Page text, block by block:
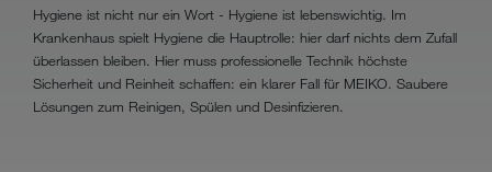
Hygiene ist nicht nur ein Wort - Hygiene ist lebenswichtig. Im
Krankenhaus spielt Hygiene die Hauptrolle: hier darf nichts dem Zufall
überlassen bleiben. Hier muss professionelle Technik höchste
Sicherheit und Reinheit schaffen: ein klarer Fall für MEIKO. Saubere
Lösungen zum Reinigen, Spülen und Desinfizieren.